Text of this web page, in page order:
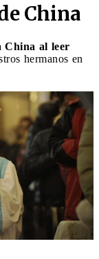
China
China al leer
hermanos en